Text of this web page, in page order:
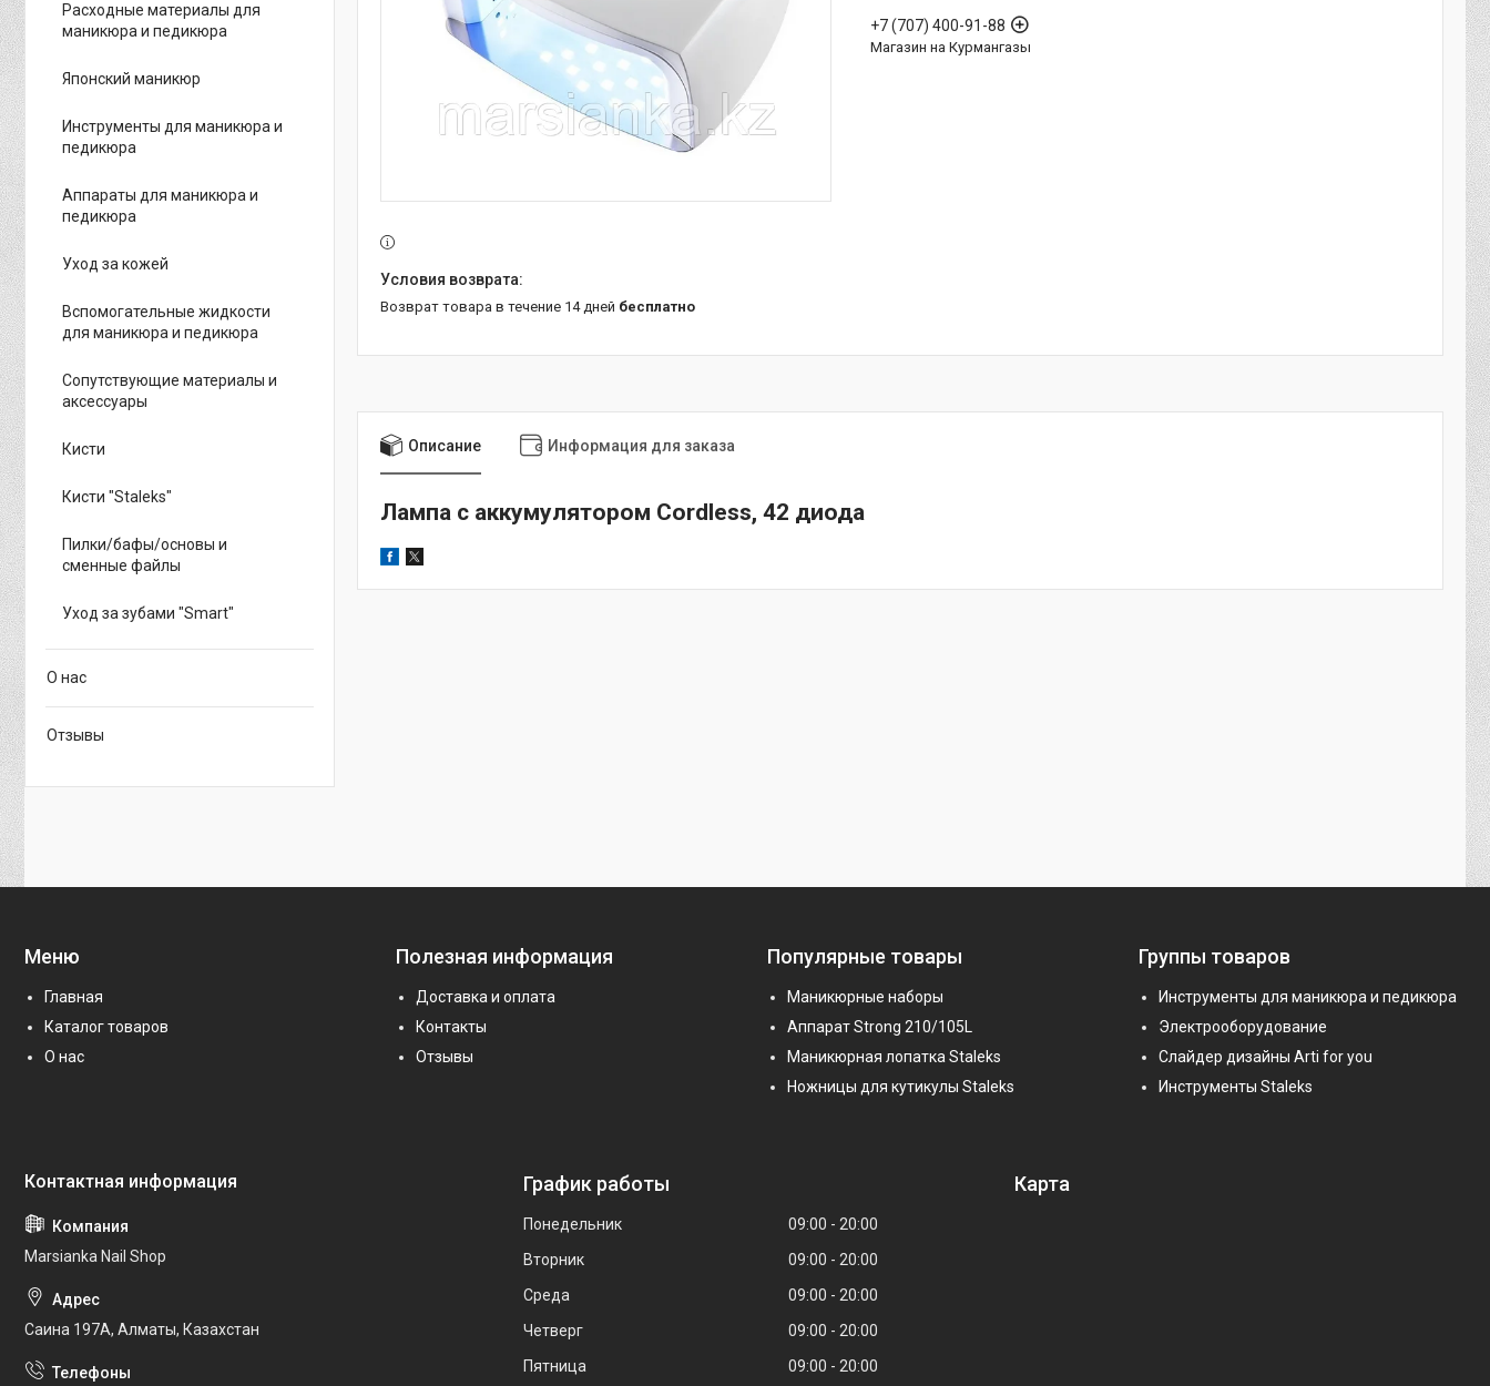
+7 (707) 400-91-88
Магазин на Курмангазы
возврат товара в течение 14 дней бесплатно
Описание Информация для заказа
Лампа с аккумулятором Cordless, 42 диода
Расходные материалы для
маникюра и педикюра
Японский маникюр
Инструменты для маникюра и
педикюра
Аппараты для маникюра и
педикюра
Уход за кожей
Вспомогательные жидкости
для маникюра и педикюра
Сопутствующие материалы и
аксессуары
Кисти
Кисти "Staleks"
Пилки/бафы/основы и
сменные файлы
Уход за зубами "Smart"
О нас
Отзывы
Меню
Главная
Каталог товаров
О нас
Полезная информация
Доставка и оплата
Контакты
Отзывы
Популярные товары
Маникюрные наборы
Аппарат Strong 210/105L
Маникюрная лопатка Staleks
Ножницы для кутикулы Staleks
Группы товаров
Инструменты для маникюра и педикюра
Электрооборудование
Слайдер дизайны Arti for you
Инструменты Staleks
Marsianka Nail Shop
Саина 197А, Алматы, Казахстан
График работы
Понедельник 09:00
20:00
Вторник
09:00
20:00
Среда
09:00
20:00
Четверг
09:00
20:00
Пятница
09:00 20:00
Карта